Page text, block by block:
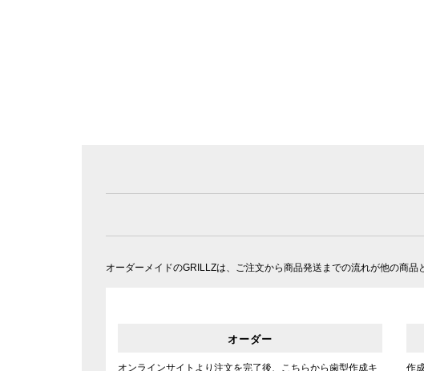
オーダーメイドのGRILLZは、ご注文から商品発送までの流れが他の商品
オーダー
オンラインサイトより注文を完了後、こちらから歯型作成キ
作